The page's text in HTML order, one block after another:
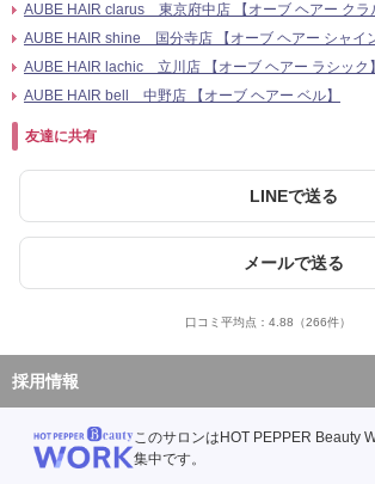
AUBE HAIR clarus 東京府中店 【オーブ ヘアー クラ
AUBE HAIR shine 国分寺店 【オーブ ヘアー シャイ
AUBE HAIR lachic 立川店 【オーブ ヘアー ラシック】
AUBE HAIR bell 中野店 【オーブ ヘアー ベル】
友達に共有
LINEで送る
メールで送る
口コミ平均点： 4.88 （266件）
採用情報
このサロンはHOT PEPPER Beauty
集中です。